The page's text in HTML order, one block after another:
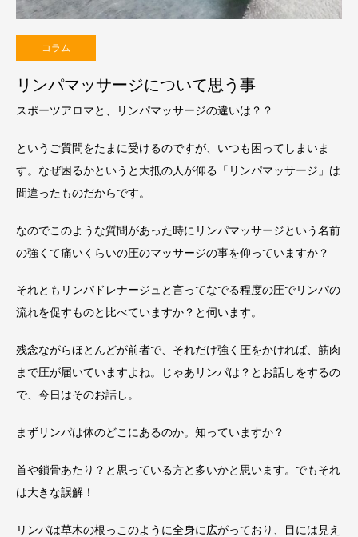
コラム
リンパマッサージについて思う事
スポーツアロマと、リンパマッサージの違いは？？
というご質問をたまに受けるのですが、いつも困ってしまいま
す。なぜ困るかというと大抵の人が仰る「リンパマッサージ」は
間違ったものだからです。
なのでこのような質問があった時にリンパマッサージという名前
の強くて痛いくらいの圧のマッサージの事を仰っていますか？
それともリンパドレナージュと言ってなでる程度の圧でリンパの
流れを促すものと比べていますか？と伺います。
残念ながらほとんどが前者で、それだけ強く圧をかければ、筋肉
まで圧が届いていますよね。じゃあリンパは？とお話しをするの
で、今日はそのお話し。
まずリンパは体のどこにあるのか。知っていますか？
首や鎖骨あたり？と思っている方と多いかと思います。でもそれ
は大きな誤解！
リンパは草木の根っこのように全身に広がっており、目には見え